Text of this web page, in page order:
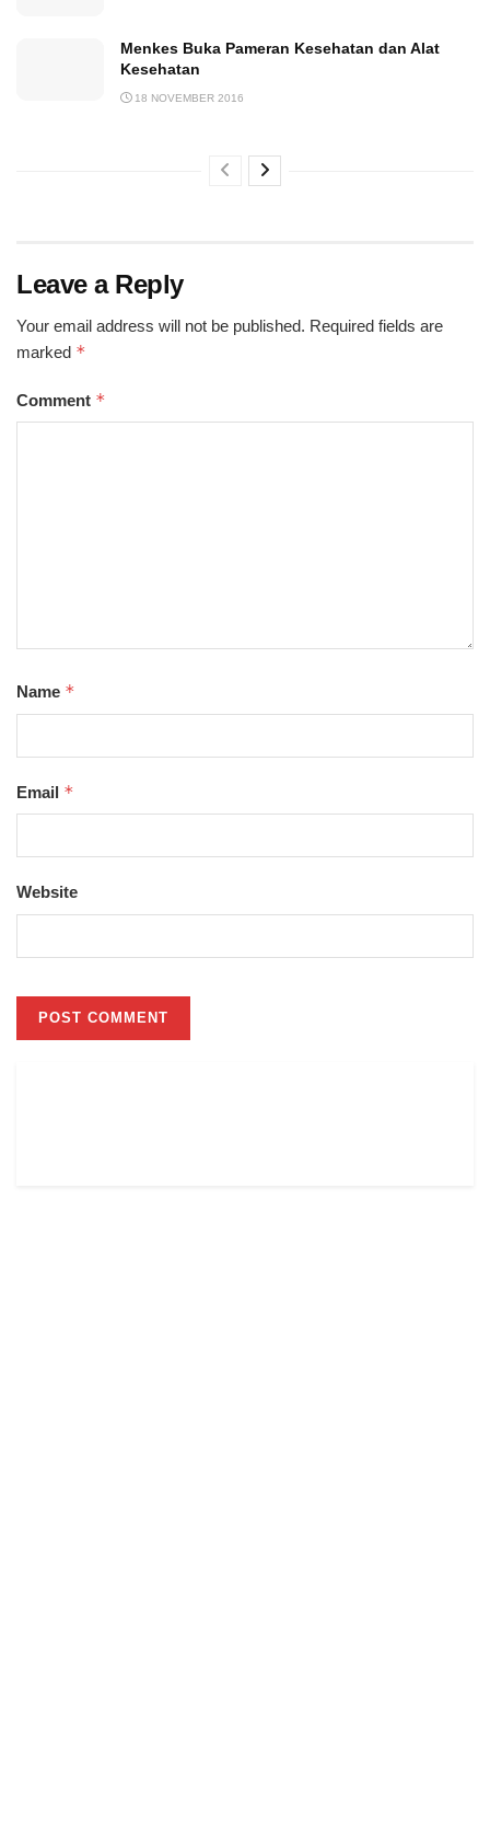
Menkes Buka Pameran Kesehatan dan Alat
Kesehatan
18 NOVEMBER 2016
Leave a Reply
Your email address will not be published. Required fields are
marked *
Comment *
Name *
Email *
Website